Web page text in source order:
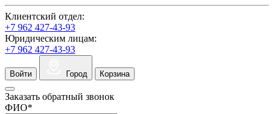
Клиентский отдел:
+7 962 427-43-93
Юридическим лицам:
+7 962 427-43-93
Войти Город Корзина
Заказать обратный звонок
ФИО*